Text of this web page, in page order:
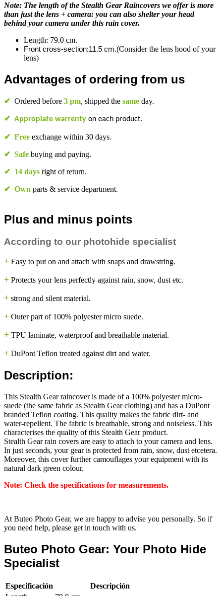
Note: The length of the Stealth Gear Raincovers we offer is more
than just the lens + camera: you can also shelter your head
behind your camera under this rain cover.
Length: 79.0 cm.
Front cross-section:11.5 cm.(Consider the lens hood of your
lens)
Advantages of ordering from us
✔ Ordered before 3 pm, shipped the same day.
✔ Appropiate warrenty on each product.
✔ Free exchange within 30 days.
✔ Safe buying and paying.
✔ 14 days right of return.
✔ Own parts & service department.
Plus and minus points
According to our photohide specialist
+ Easy to put on and attach with snaps and drawstring.
+ Protects your lens perfectly against rain, snow, dust etc.
+ strong and silent material.
+ Outer part of 100% polyester micro suede.
+ TPU laminate, waterproof and breathable material.
+ DuPont Teflon treated against dirt and water.
Description:
This Stealth Gear raincover is made of a 100% polyester micro-
suede (the same fabric as Stealth Gear clothing) and has a DuPont
branded Teflon coating. This quality makes the fabric dirt- and
water-repellent. The fabric is breathable, strong and noiseless. This
characterises the quality of this Stealth Gear product.
Stealth Gear rain covers are easy to attach to your camera and lens.
In just seconds, your gear is protected from rain, snow, dust etcetera.
Moreover, this cover further camouflages your equipment with its
natural dark green colour.
Note: Check the specifications for measurements.
At Buteo Photo Gear, we are happy to advise you personally. So if
you need help, please get in touch with us.
Buteo Photo Gear: Your Photo Hide
Specialist
Especificación
Descripción